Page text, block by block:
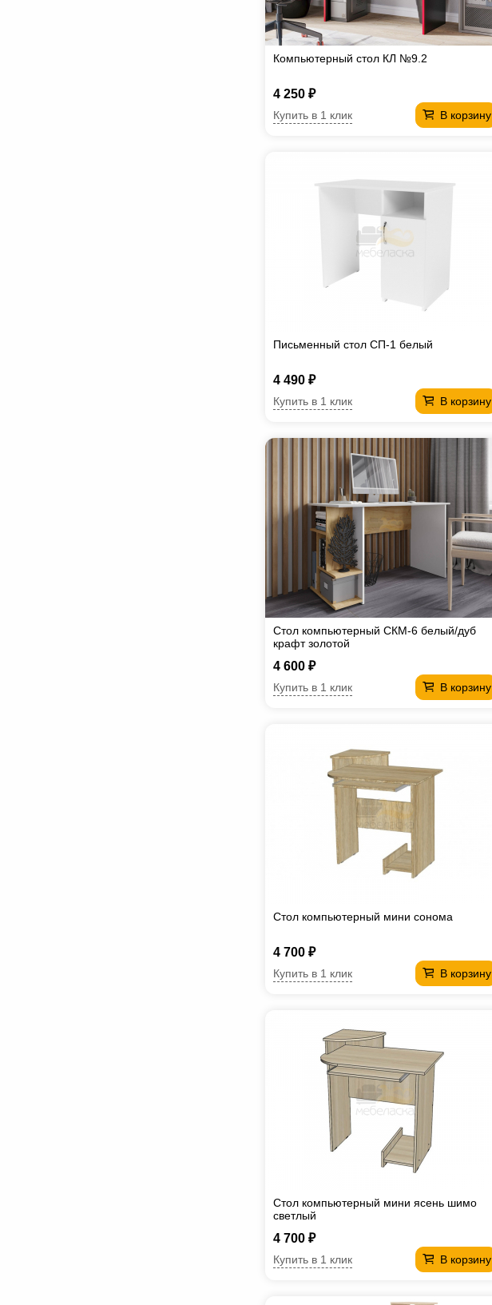
Компьютерный стол КЛ №9.2
4 250 ₽
В корзину
Купить в 1 клик
Письменный стол СП-1 белый
4 490 ₽
В корзину
Купить в 1 клик
Стол компьютерный СКМ-6 белый/дуб
крафт золотой
4 600 ₽
В корзину
Купить в 1 клик
Стол компьютерный мини сонома
4 700 ₽
В корзину
Купить в 1 клик
Стол компьютерный мини ясень шимо
светлый
4 700 ₽
В корзину
Купить в 1 клик